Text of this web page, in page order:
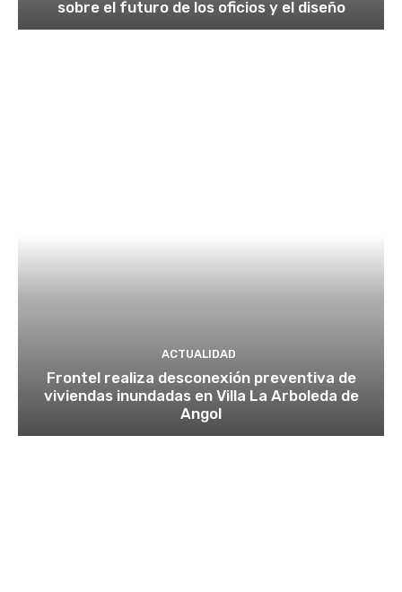
sobre el futuro de los oficios y el diseño
ACTUALIDAD
Frontel realiza desconexión preventiva de
viviendas inundadas en Villa La Arboleda de
Angol